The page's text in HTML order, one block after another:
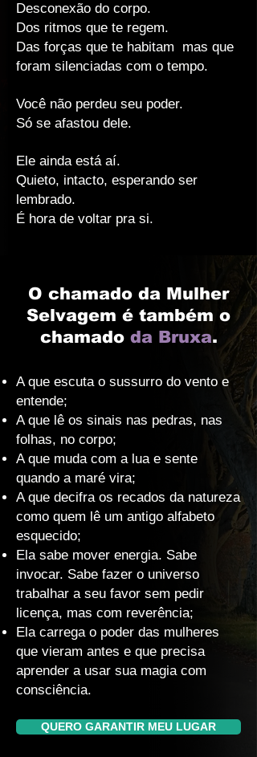
Desconexão do corpo.
Dos ritmos que te regem.
Das forças que te habitam mas que
foram silenciadas com o tempo.
Você não perdeu seu poder.
Só se afastou dele.
Ele ainda está aí.
Quieto, intacto, esperando ser
lembrado.
É hora de voltar pra si.
O chamado da Mulher
Selvagem é também o
chamado da Bruxa.
A que escuta o sussurro do vento e
entende;
A que lê os sinais nas pedras, nas
folhas, no corpo;
A que muda com a lua e sente
quando a maré vira;
A que decifra os recados da natureza
como quem lê um antigo alfabeto
esquecido;
Ela sabe mover energia. Sabe
invocar. Sabe fazer o universo
trabalhar a seu favor sem pedir
licença, mas com reverência;
Ela carrega o poder das mulheres
que vieram antes e que precisa
aprender a usar sua magia com
consciência.
QUERO GARANTIR MEU LUGAR